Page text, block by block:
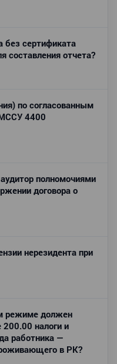
сертификата
составления отчета?
по согласованным
4400
полномочиями
договора о
нерезидента при
режиме должен
налоги и
работника —
в РК?